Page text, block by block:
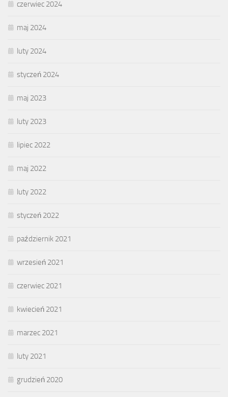
czerwiec 2024
maj 2024
luty 2024
styczeń 2024
maj 2023
luty 2023
lipiec 2022
maj 2022
luty 2022
styczeń 2022
październik 2021
wrzesień 2021
czerwiec 2021
kwiecień 2021
marzec 2021
luty 2021
grudzień 2020